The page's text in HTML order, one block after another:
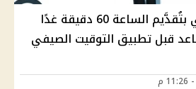
هل صدر قرار حكومي بتُقدَّيم الساعة 60 دقيقة غدًا
قبل تطبيق التوقيت الصيفي